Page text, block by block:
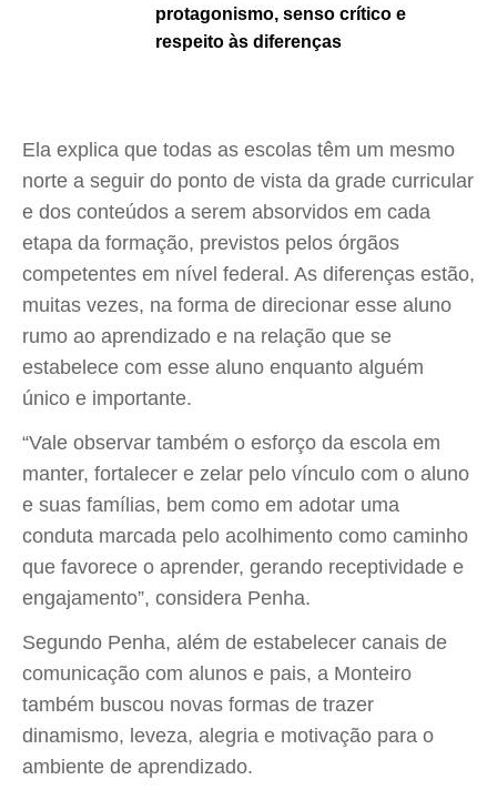
protagonismo, senso crítico e
respeito às diferenças
Ela explica que todas as escolas têm um mesmo
norte a seguir do ponto de vista da grade curricular
e dos conteúdos a serem absorvidos em cada
etapa da formação, previstos pelos órgãos
competentes em nível federal. As diferenças estão,
muitas vezes, na forma de direcionar esse aluno
rumo ao aprendizado e na relação que se
estabelece com esse aluno enquanto alguém
único e importante.
“Vale observar também o esforço da escola em
manter, fortalecer e zelar pelo vínculo com o aluno
e suas famílias, bem como em adotar uma
conduta marcada pelo acolhimento como caminho
que favorece o aprender, gerando receptividade e
engajamento”, considera Penha.
Segundo Penha, além de estabelecer canais de
comunicação com alunos e pais, a Monteiro
também buscou novas formas de trazer
dinamismo, leveza, alegria e motivação para o
ambiente de aprendizado.